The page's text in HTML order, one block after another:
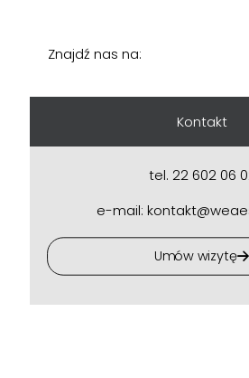
Znajdź nas na:
Kontakt
tel. 22 602 06
e-mail:
Umów wizytę